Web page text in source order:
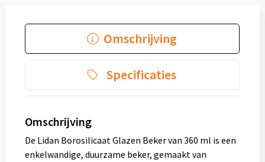
Omschrijving
Specificaties
Omschrijving
De Lidan Borosilicaat Glazen Beker van 360 ml is een
enkelwandige, duurzame beker, gemaakt van